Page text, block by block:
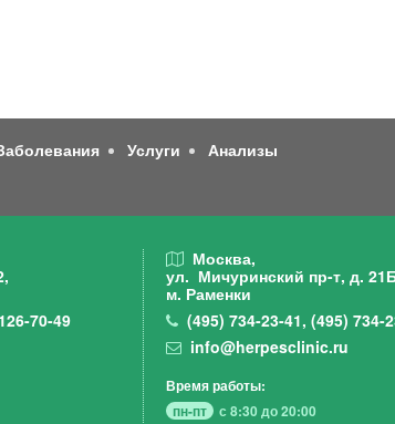
Услуги
Анализы
126-70-49
Москва,
ул. Мичуринский пр-т, д.
м. Раменки
(495)734-23-41,(495)734-
info@herpesclinic.ru
Время работы:
пн-пт
с 8:30 до 20:00